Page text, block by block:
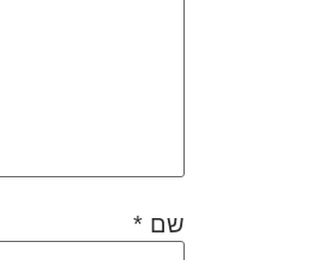
שם *